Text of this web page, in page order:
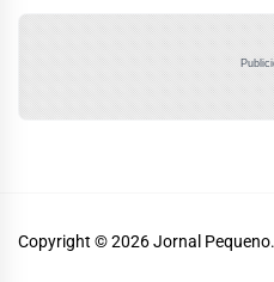
Copyright © 2026Jornal Pequeno.